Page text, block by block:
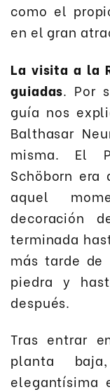
como el
en el gran
La visita a la
guiadas. Por
guía nos
Balthasar
misma. El
Schöborn
aquel
decoración
terminada
más tarde
piedra y
después.
Tras entrar
planta
elegantísima